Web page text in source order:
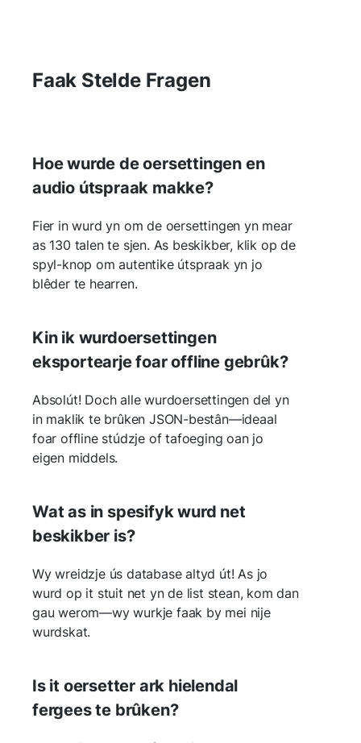
Faak Stelde Fragen
Hoe wurde de oersettingen en
audio útspraak makke?
Fier in wurd yn om de oersettingen yn mear
as 130 talen te sjen. As beskikber, klik op de
spyl-knop om autentike útspraak yn jo
blêder te hearren.
Kin ik wurdoersettingen
eksportearje foar offline gebrûk?
Absolút! Doch alle wurdoersettingen del yn
in maklik te brûken JSON-bestân—ideaal
foar offline stúdzje of tafoeging oan jo
eigen middels.
Wat as in spesifyk wurd net
beskikber is?
Wy wreidzje ús database altyd út! As jo
wurd op it stuit net yn de list stean, kom dan
gau werom—wy wurkje faak by mei nije
wurdskat.
Is it oersetter ark hielendal
fergees te brûken?